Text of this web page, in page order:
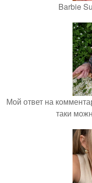
Barbie
Мой ответ на
таки